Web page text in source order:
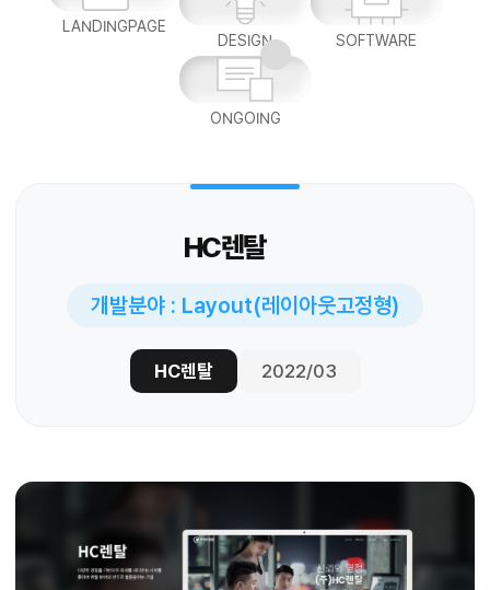
LANDINGPAGE
DESIGN
SOFTWARE
ONGOING
HC렌탈
개발분야 : Layout(레이아웃고정형)
HC렌탈 2022/03